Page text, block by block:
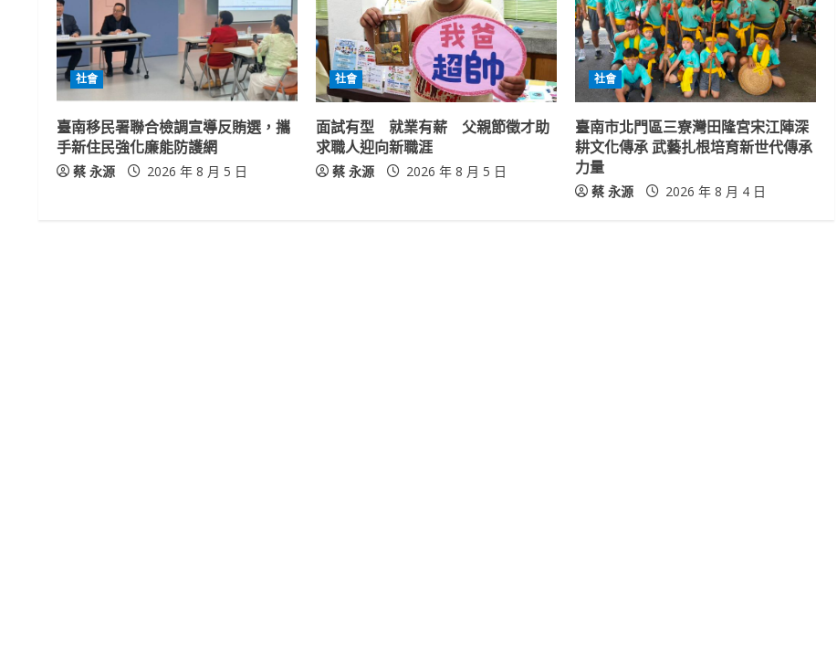
u
e
R
e
a
社會
臺南移民署聯合檢調宣導反賄選，攜
手新住民強化廉能防護網
蔡 永源 2026 年 8 月 5 日
社會
面試有型 就業有薪 父親節徵才助
求職人迎向新職涯
蔡 永源 2026 年 8 月 5 日
社會
臺南市北門區三寮灣田隆宮宋江陣深
耕文化傳承 武藝扎根培育新世代傳承
力量
蔡 永源 2026 年 8 月 4 日